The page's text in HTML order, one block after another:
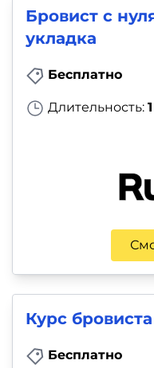
Бровист с
укладка
Бесплатно
Длительность:
Курс бровиста
Бесплатно